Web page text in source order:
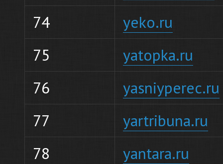
74
yeko.ru
75
yatopka.ru
76
yasniyperec.ru
77
yartribuna.ru
78
yantara.ru